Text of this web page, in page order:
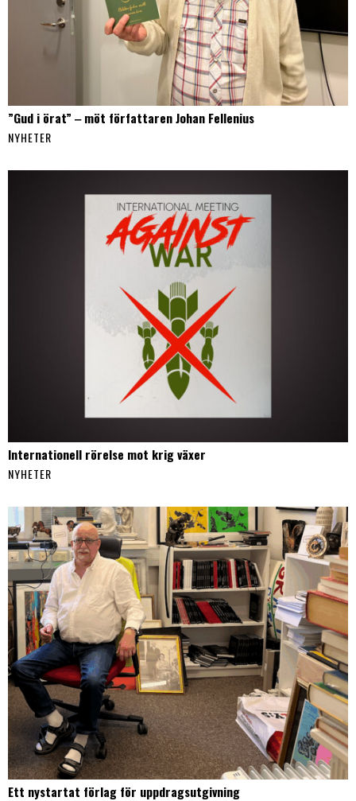
”Gud i örat” ‒ möt författaren Johan Fellenius
NYHETER
Internationell rörelse mot krig växer
NYHETER
Ett nystartat förlag för uppdragsutgivning